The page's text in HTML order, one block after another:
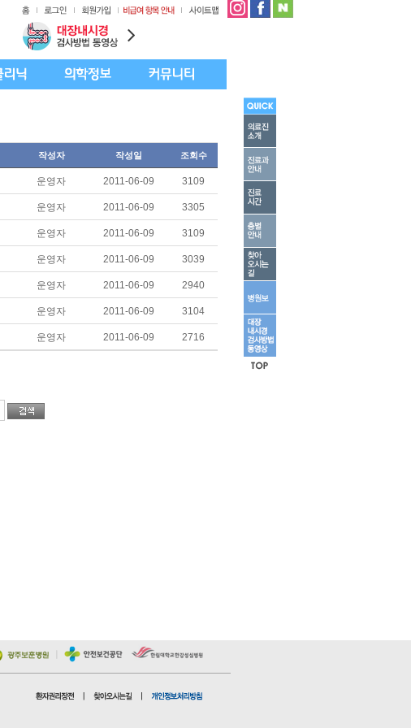
작성자 작성일 조회수
운영자 2011-06-09 3109
운영자 2011-06-09 3305
운영자 2011-06-09 3109
운영자 2011-06-09 3039
운영자 2011-06-09 2940
운영자 2011-06-09 3104
운영자 2011-06-09 2716